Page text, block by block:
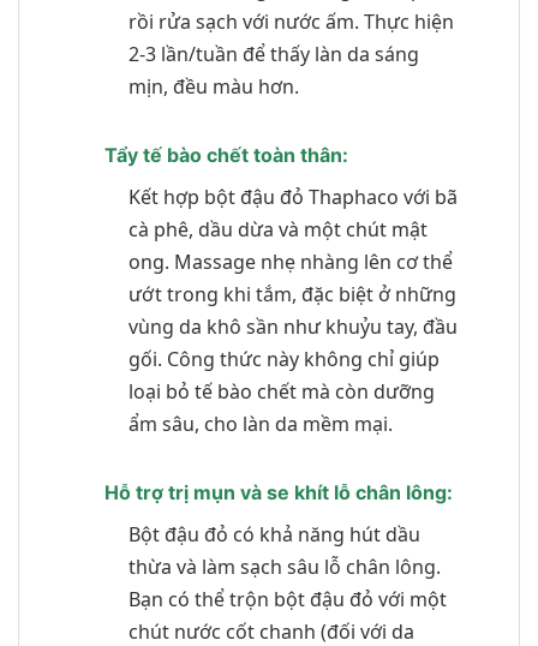
rồi rửa sạch với nước ấm. Thực hiện
2-3 lần/tuần để thấy làn da sáng
mịn, đều màu hơn.
Tẩy tế bào chết toàn thân:
Kết hợp bột đậu đỏ Thaphaco với bã
cà phê, dầu dừa và một chút mật
ong. Massage nhẹ nhàng lên cơ thể
ướt trong khi tắm, đặc biệt ở những
vùng da khô sần như khuỷu tay, đầu
gối. Công thức này không chỉ giúp
loại bỏ tế bào chết mà còn dưỡng
ẩm sâu, cho làn da mềm mại.
Hỗ trợ trị mụn và se khít lỗ chân lông:
Bột đậu đỏ có khả năng hút dầu
thừa và làm sạch sâu lỗ chân lông.
Bạn có thể trộn bột đậu đỏ với một
chút nước cốt chanh (đối với da